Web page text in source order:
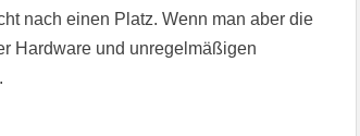
nach einen Platz. Wenn man aber die
Hardware und unregelmäßigen